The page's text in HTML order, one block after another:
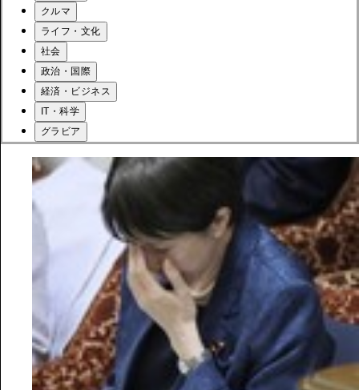
クルマ
ライフ・文化
社会
政治・国際
経済・ビジネス
IT・科学
グラビア